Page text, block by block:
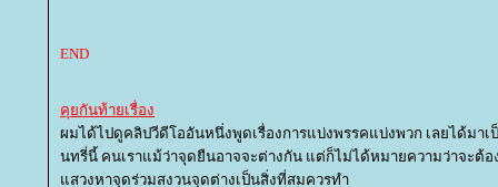
END
คุยกันท้ายเรื่อง
ผมได้ไปดูคลิปวีดีโออันหนึ่งพูดเรื่องการแบ่งพรรคแบ่งพวก เลยได้มาเ
นทรี่นี้ คนเราแม้ว่าจุดยืนอาจจะต่างกัน แต่ก็ไม่ได้หมายความว่าจะต้อ
สวงหาจุดร่วมสงวนจุดต่างเป็นสิ่งที่สมควรทำ